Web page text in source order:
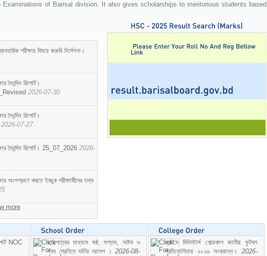
Examinations of Barisal division. It also gives scholarships to meritorious students based
পরীক্ষার বিষয়ে জরুরি নির্দেশনা।
রিপোর্ট।
2026-07-30
রিপোর্ট।
2026-07-27
দৈনন্দিন রিপোর্ট। 25_07_2026 2026-
অংশগ্রহণ করতে ইচ্ছুক পরীক্ষার্থীদের তথ্য
more
NOC
ছাড়পত্রের মাধ্যমে ষষ্ঠ, সপ্তম, অষ্টম ও
নবম শ্রেণিতে ভর্তির আদেশ । 2026-08-
প্রাইম মিনিস্টার্স গোল্ডকাপ জাতীয় ফুটবল
প্রতিযোগিতায় ২০২৬ সংক্রান্ত। 2026-